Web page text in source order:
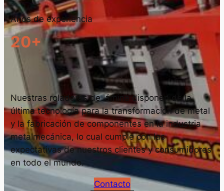
Años de experiencia
20+
Nuestras roladoras de lámina disponen de la
última tecnología para la transformación de metal
y la fabricación de componentes en la industria
metalmecánica, lo cual cumple con las
expectativas de nuestros clientes y consumidores
en todo el mundo.
Contacto